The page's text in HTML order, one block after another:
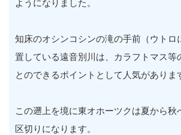
ようになりました。
知床のオシンコシンの滝の手前（ウトロ
置している遠音別川は、カラフトマス等
とのできるポイントとして人気がありま
この遡上を境に東オホーツクは夏から秋
区切りになります。